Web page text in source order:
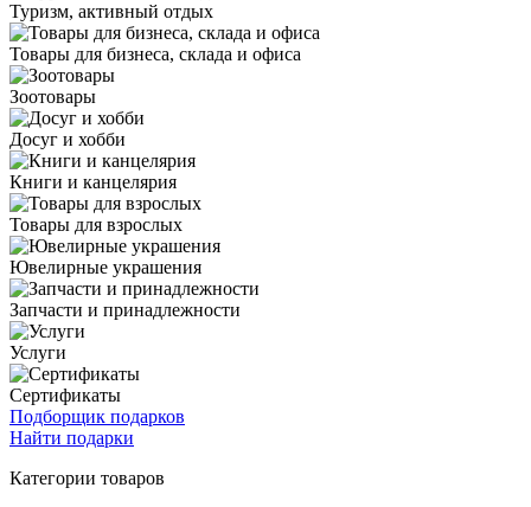
Туризм, активный отдых
Товары для бизнеса, склада и офиса
Зоотовары
Досуг и хобби
Книги и канцелярия
Товары для взрослых
Ювелирные украшения
Запчасти и принадлежности
Услуги
Сертификаты
Подборщик подарков
Найти подарки
Категории товаров